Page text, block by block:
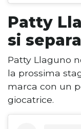
Patty
si
Patty Llaguno
la prossima
marca con un
giocatrice.